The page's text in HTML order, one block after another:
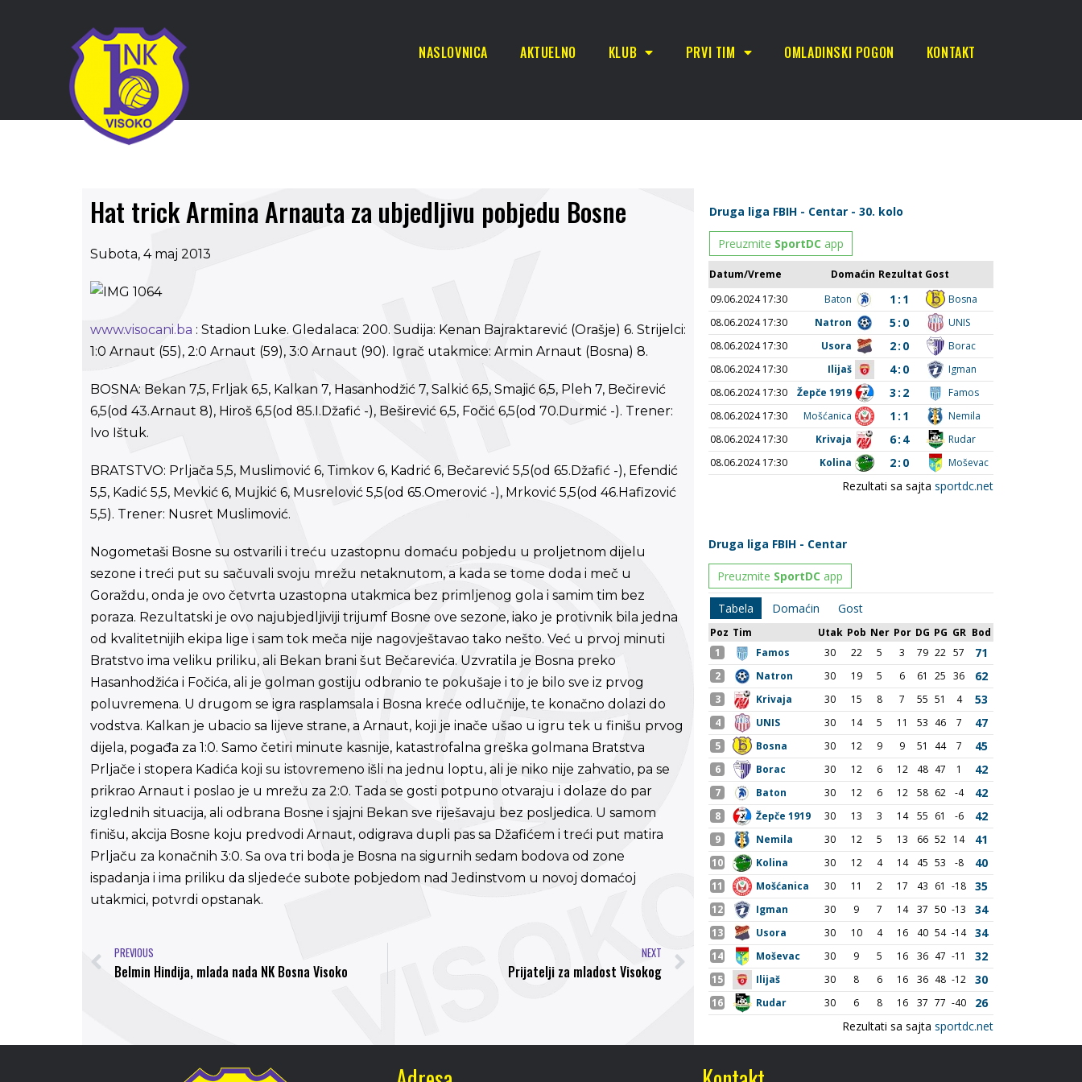
NASLOVNICA AKTUELNO KLUB PRVI TIM OMLADINSKI POGON KONTAKT
Hat trick Armina Arnauta za ubjedljivu pobjedu Bosne
Subota, 4 maj 2013
www.visocani.ba : Stadion Luke. Gledalaca: 200. Sudija: Kenan Bajraktarević (Orašje) 6. Strijelci:
1:0 Arnaut (55), 2:0 Arnaut (59), 3:0 Arnaut (90). Igrač utakmice: Armin Arnaut (Bosna) 8.
BOSNA: Bekan 7,5, Frljak 6,5, Kalkan 7, Hasanhodžić 7, Salkić 6,5, Smajić 6,5, Pleh 7, Bečirević
6,5(od 43.Arnaut 8), Hiroš 6,5(od 85.I.Džafić -), Beširević 6,5, Fočić 6,5(od 70.Durmić -). Trener:
Ivo Ištuk.
BRATSTVO: Prljača 5,5, Muslimović 6, Timkov 6, Kadrić 6, Bečarević 5,5(od 65.Džafić -), Efendić
5,5, Kadić 5,5, Mevkić 6, Mujkić 6, Musrelović 5,5(od 65.Omerović -), Mrković 5,5(od 46.Hafizović
5,5). Trener: Nusret Muslimović.
Nogometaši Bosne su ostvarili i treću uzastopnu domaću pobjedu u proljetnom dijelu
sezone i treći put su sačuvali svoju mrežu netaknutom, a kada se tome doda i meč u
Goraždu, onda je ovo četvrta uzastopna utakmica bez primljenog gola i samim tim bez
poraza. Rezultatski je ovo najubjedljiviji trijumf Bosne ove sezone, iako je protivnik bila jedna
od kvalitetnijih ekipa lige i sam tok meča nije nagovještavao tako nešto. Već u prvoj minuti
Bratstvo ima veliku priliku, ali Bekan brani šut Bečarevića. Uzvratila je Bosna preko
Hasanhodžića i Fočića, ali je golman gostiju odbranio te pokušaje i to je bilo sve iz prvog
poluvremena. U drugom se igra rasplamsala i Bosna kreće odlučnije, te konačno dolazi do
vodstva. Kalkan je ubacio sa lijeve strane, a Arnaut, koji je inače ušao u igru tek u finišu prvog
dijela, pogađa za 1:0. Samo četiri minute kasnije, katastrofalna greška golmana Bratstva
Prljače i stopera Kadića koji su istovremeno išli na jednu loptu, ali je niko nije zahvatio, pa se
prikrao Arnaut i poslao je u mrežu za 2:0. Tada se gosti potpuno otvaraju i dolaze do par
izglednih situacija, ali odbrana Bosne i sjajni Bekan sve riješavaju bez posljedica. U samom
finišu, akcija Bosne koju predvodi Arnaut, odigrava dupli pas sa Džafićem i treći put matira
Prljaču za konačnih 3:0. Sa ova tri boda je Bosna na sigurnih sedam bodova od zone
ispadanja i ima priliku da sljedeće subote pobjedom nad Jedinstvom u novoj domaćoj
utakmici, potvrdi opstanak.
PREVIOUS
Belmin Hindija, mlada nada NK Bosna Visoko
NEXT
Prijatelji za mladost Visokog